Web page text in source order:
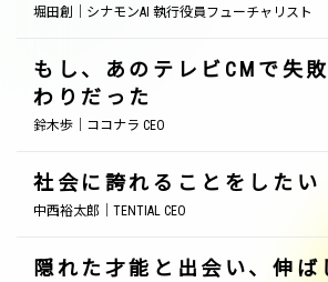
堀田創｜シナモンAI 執行役員フューチャリスト
もし、あのテレビCMで失
わりだった
鈴木歩｜ココナラ CEO
社会に誇れることをしたい
中西裕太郎｜TENTIAL CEO
隠れた才能と出会い、伸ば